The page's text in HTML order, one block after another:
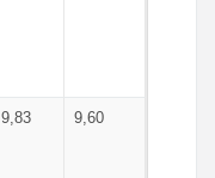
9,83 9,60